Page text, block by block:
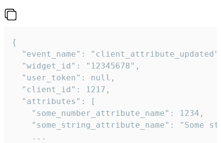
{
"event_name":
  "widget_id": "12345678",
  "user_token": null,
  "client_id": 1217,
  "attributes": [
    "some_number_attribute_name": 1234,
"some_string_attribute_name": "Some
    ...